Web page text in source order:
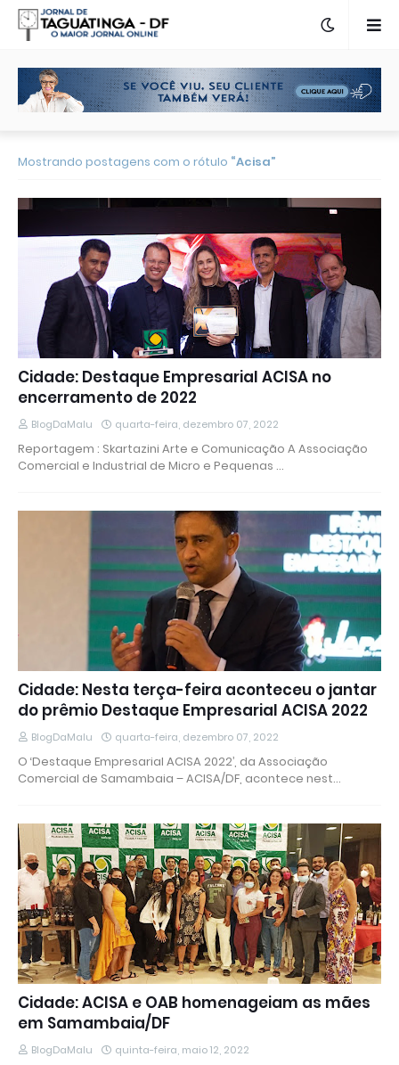
Mostrando postagens com o rótulo Acisa
Cidade: Destaque Empresarial ACISA no
encerramento de 2022
BlogDaMalu quarta-feira, dezembro 07, 2022
Reportagem : Skartazini Arte e Comunicação A Associação
Comercial e Industrial de Micro e Pequenas …
Cidade: Nesta terça-feira aconteceu o jantar
do prêmio Destaque Empresarial ACISA 2022
BlogDaMalu quarta-feira, dezembro 07, 2022
O ‘Destaque Empresarial ACISA 2022’, da Associação
Comercial de Samambaia – ACISA/DF, acontece nest…
Cidade: ACISA e OAB homenageiam as mães
em Samambaia/DF
BlogDaMalu quinta-feira, maio 12, 2022